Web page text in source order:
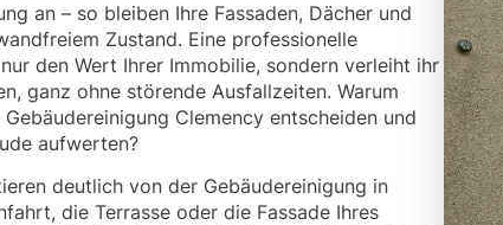
an – so bleiben Ihre Fassaden, Dächer und
Zustand. Eine professionelle
den Wert Ihrer Immobilie, sondern verleiht ihr
ganz ohne störende Ausfallzeiten. Warum
Clemency entscheiden und
aufwerten?
deutlich von der Gebäudereinigung in
die Terrasse oder die Fassade Ihres